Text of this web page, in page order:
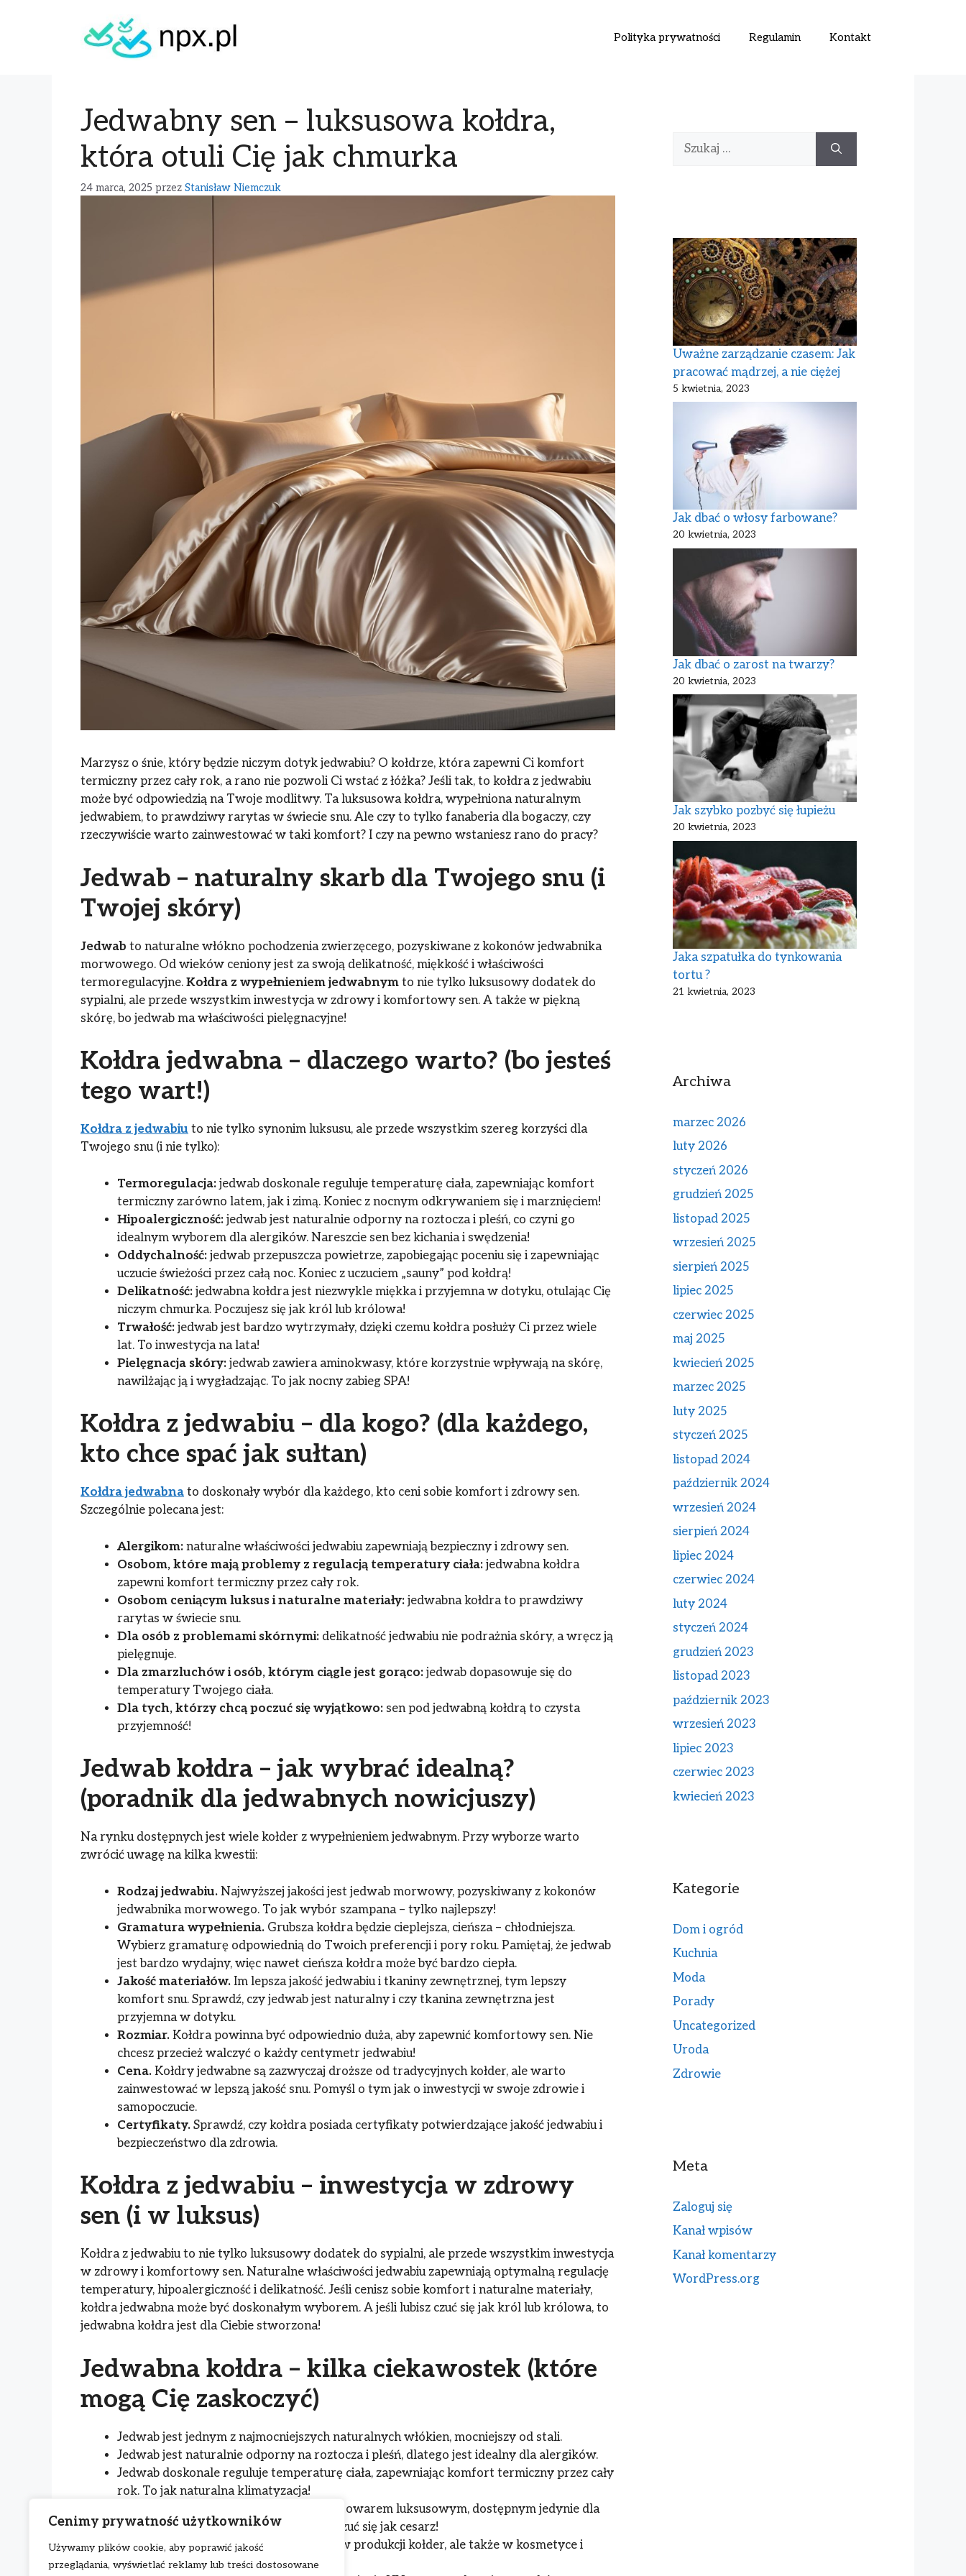
Cenimy prywatność użytkowników
Używamy plików cookie, aby poprawić jakość
przeglądania, wyświetlać reklamy lub treści dostosowane
Polityka prywatności Regulamin Kontakt
Jedwabny sen – luksusowa kołdra,
która otuli Cię jak chmurka
24 marca, 2025 przez Stanisław Niemczuk
Marzysz o śnie, który będzie niczym dotyk jedwabiu? O kołdrze, która zapewni Ci komfort
termiczny przez cały rok, a rano nie pozwoli Ci wstać z łóżka? Jeśli tak, to kołdra z jedwabiu
może być odpowiedzią na Twoje modlitwy. Ta luksusowa kołdra, wypełniona naturalnym
jedwabiem, to prawdziwy rarytas w świecie snu. Ale czy to tylko fanaberia dla bogaczy, czy
rzeczywiście warto zainwestować w taki komfort? I czy na pewno wstaniesz rano do pracy?
Jedwab – naturalny skarb dla Twojego snu (i
Twojej skóry)
Jedwab to naturalne włókno pochodzenia zwierzęcego, pozyskiwane z kokonów jedwabnika
morwowego. Od wieków ceniony jest za swoją delikatność, miękkość i właściwości
termoregulacyjne. Kołdra z wypełnieniem jedwabnym to nie tylko luksusowy dodatek do
sypialni, ale przede wszystkim inwestycja w zdrowy i komfortowy sen. A także w piękną
skórę, bo jedwab ma właściwości pielęgnacyjne!
Kołdra jedwabna – dlaczego warto? (bo jesteś
tego wart!)
Kołdra z jedwabiu to nie tylko synonim luksusu, ale przede wszystkim szereg korzyści dla
Twojego snu (i nie tylko):
Termoregulacja: jedwab doskonale reguluje temperaturę ciała, zapewniając komfort
termiczny zarówno latem, jak i zimą. Koniec z nocnym odkrywaniem się i marznięciem!
Hipoalergiczność: jedwab jest naturalnie odporny na roztocza i pleśń, co czyni go
idealnym wyborem dla alergików. Nareszcie sen bez kichania i swędzenia!
Oddychalność: jedwab przepuszcza powietrze, zapobiegając poceniu się i zapewniając
uczucie świeżości przez całą noc. Koniec z uczuciem „sauny” pod kołdrą!
Delikatność: jedwabna kołdra jest niezwykle miękka i przyjemna w dotyku, otulając Cię
niczym chmurka. Poczujesz się jak król lub królowa!
Trwałość: jedwab jest bardzo wytrzymały, dzięki czemu kołdra posłuży Ci przez wiele
lat. To inwestycja na lata!
Pielęgnacja skóry: jedwab zawiera aminokwasy, które korzystnie wpływają na skórę,
nawilżając ją i wygładzając. To jak nocny zabieg SPA!
Kołdra z jedwabiu – dla kogo? (dla każdego,
kto chce spać jak sułtan)
Kołdra jedwabna to doskonały wybór dla każdego, kto ceni sobie komfort i zdrowy sen.
Szczególnie polecana jest:
Alergikom: naturalne właściwości jedwabiu zapewniają bezpieczny i zdrowy sen.
Osobom, które mają problemy z regulacją temperatury ciała: jedwabna kołdra
zapewni komfort termiczny przez cały rok.
Osobom ceniącym luksus i naturalne materiały: jedwabna kołdra to prawdziwy
rarytas w świecie snu.
Dla osób z problemami skórnymi: delikatność jedwabiu nie podrażnia skóry, a wręcz ją
pielęgnuje.
Dla zmarzluchów i osób, którym ciągle jest gorąco: jedwab dopasowuje się do
temperatury Twojego ciała.
Dla tych, którzy chcą poczuć się wyjątkowo: sen pod jedwabną kołdrą to czysta
przyjemność!
Jedwab kołdra – jak wybrać idealną?
(poradnik dla jedwabnych nowicjuszy)
Na rynku dostępnych jest wiele kołder z wypełnieniem jedwabnym. Przy wyborze warto
zwrócić uwagę na kilka kwestii:
Rodzaj jedwabiu. Najwyższej jakości jest jedwab morwowy, pozyskiwany z kokonów
jedwabnika morwowego. To jak wybór szampana – tylko najlepszy!
Gramatura wypełnienia. Grubsza kołdra będzie cieplejsza, cieńsza – chłodniejsza.
Wybierz gramaturę odpowiednią do Twoich preferencji i pory roku. Pamiętaj, że jedwab
jest bardzo wydajny, więc nawet cieńsza kołdra może być bardzo ciepła.
Jakość materiałów. Im lepsza jakość jedwabiu i tkaniny zewnętrznej, tym lepszy
komfort snu. Sprawdź, czy jedwab jest naturalny i czy tkanina zewnętrzna jest
przyjemna w dotyku.
Rozmiar. Kołdra powinna być odpowiednio duża, aby zapewnić komfortowy sen. Nie
chcesz przecież walczyć o każdy centymetr jedwabiu!
Cena. Kołdry jedwabne są zazwyczaj droższe od tradycyjnych kołder, ale warto
zainwestować w lepszą jakość snu. Pomyśl o tym jak o inwestycji w swoje zdrowie i
samopoczucie.
Certyfikaty. Sprawdź, czy kołdra posiada certyfikaty potwierdzające jakość jedwabiu i
bezpieczeństwo dla zdrowia.
Kołdra z jedwabiu – inwestycja w zdrowy
sen (i w luksus)
Kołdra z jedwabiu to nie tylko luksusowy dodatek do sypialni, ale przede wszystkim inwestycja
w zdrowy i komfortowy sen. Naturalne właściwości jedwabiu zapewniają optymalną regulację
temperatury, hipoalergiczność i delikatność. Jeśli cenisz sobie komfort i naturalne materiały,
kołdra jedwabna może być doskonałym wyborem. A jeśli lubisz czuć się jak król lub królowa, to
jedwabna kołdra jest dla Ciebie stworzona!
Jedwabna kołdra – kilka ciekawostek (które
mogą Cię zaskoczyć)
Jedwab jest jednym z najmocniejszych naturalnych włókien, mocniejszy od stali.
Jedwab jest naturalnie odporny na roztocza i pleśń, dlatego jest idealny dla alergików.
Jedwab doskonale reguluje temperaturę ciała, zapewniając komfort termiczny przez cały
rok. To jak naturalna klimatyzacja!
Już w starożytnych Chinach jedwab był towarem luksusowym, dostępnym jedynie dla
najbogatszych. Teraz Ty też możesz poczuć się jak cesarz!
Jedwab jest wykorzystywany nie tylko w produkcji kołder, ale także w kosmetyce i
medycynie. To prawdziwy skarb natury!
Uważne zarządzanie czasem: Jak
pracować mądrzej, a nie ciężej
5 kwietnia, 2023
Jak dbać o włosy farbowane?
20 kwietnia, 2023
Jak dbać o zarost na twarzy?
20 kwietnia, 2023
Jak szybko pozbyć się łupieżu
20 kwietnia, 2023
Jaka szpatułka do tynkowania
tortu ?
21 kwietnia, 2023
Archiwa
marzec 2026
luty 2026
styczeń 2026
grudzień 2025
listopad 2025
wrzesień 2025
sierpień 2025
lipiec 2025
czerwiec 2025
maj 2025
kwiecień 2025
marzec 2025
luty 2025
styczeń 2025
listopad 2024
październik 2024
wrzesień 2024
sierpień 2024
lipiec 2024
czerwiec 2024
luty 2024
styczeń 2024
grudzień 2023
listopad 2023
październik 2023
wrzesień 2023
lipiec 2023
czerwiec 2023
kwiecień 2023
Kategorie
Dom i ogród
Kuchnia
Moda
Porady
Uncategorized
Uroda
Zdrowie
Meta
Zaloguj się
Kanał wpisów
Kanał komentarzy
WordPress.org